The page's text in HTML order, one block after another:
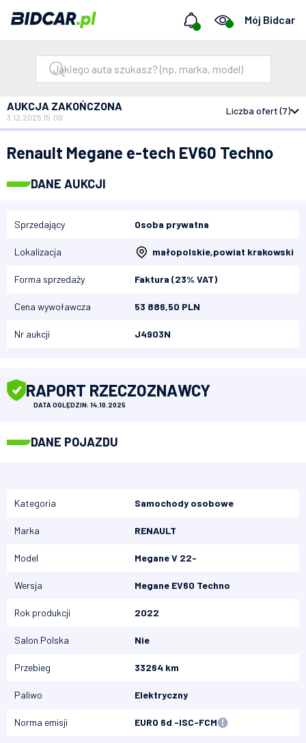
Mój Bidcar
Bidcar Aukcje
AUKCJA ZAKOŃCZONA
3.12.2025 15:00
Liczba ofert (7)
Renault Megane e-tech EV60 Techno
DANE AUKCJI
Sprzedający Osoba prywatna
Lokalizacja małopolskie,powiat krakowski
Forma sprzedaży Faktura (23% VAT)
Cena wywoławcza 53 886,50 PLN
Nr aukcji J49O3N
RAPORT RZECZOZNAWCY
DATA OGLĘDZIN: 14.10.2025
DANE POJAZDU
Kategoria Samochody osobowe
Marka RENAULT
Model Megane V 22-
Wersja Megane EV60 Techno
Rok produkcji 2022
Salon Polska Nie
Przebieg 33264 km
Paliwo Elektryczny
Norma emisji EURO 6d -ISC-FCM